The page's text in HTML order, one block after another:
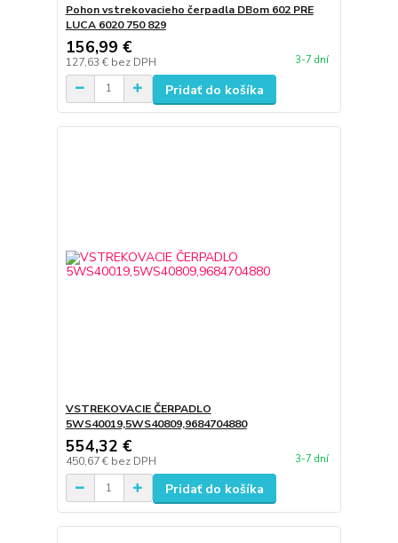
Pohon vstrekovacieho čerpadla DBom 602 PRE
LUCA 6020 750 829
156,99 €
127,63 € bez DPH 3-7 dní
Pridať do košíka
VSTREKOVACIE ČERPADLO
5WS40019,5WS40809,9684704880
554,32 €
450,67 € bez DPH 3-7 dní
Pridať do košíka